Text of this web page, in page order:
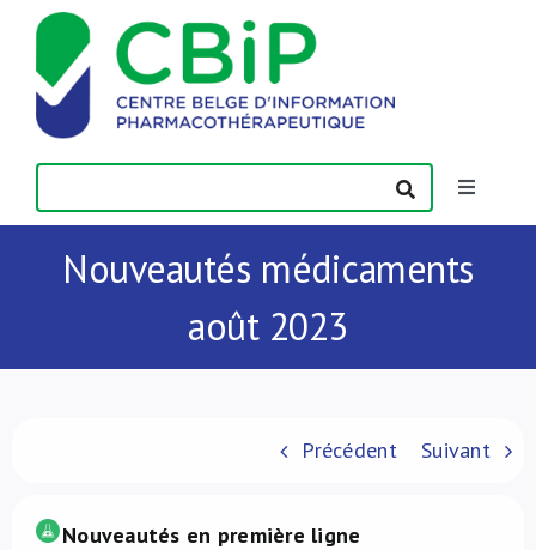
Passer
contenu
Toggle
Actualités
Nouveautés médicaments
août 2023
Précédent Suivant
Nouveautés en première ligne